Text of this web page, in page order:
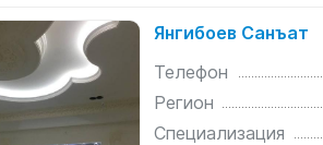
Янгибоев Санъат
Телефон
Регион
Специализация